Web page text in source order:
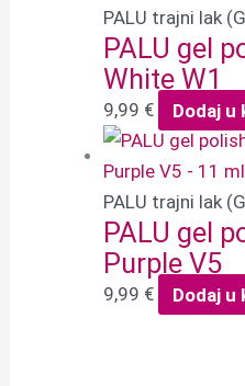
PALU trajni lak
PALU gel
White W1
9,99 € Dodaj u
PALU trajni lak
PALU gel
Purple V5
9,99 € Dodaj u